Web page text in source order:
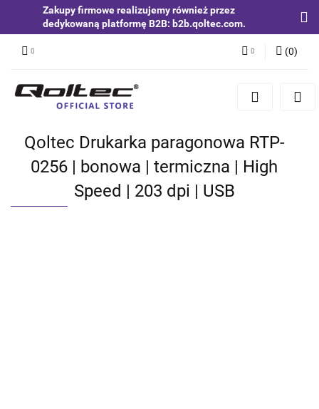
Zakupy firmowe realizujemy również przez
dedykowaną platformę B2B: b2b.qoltec.com.
Zaloguj się
Zgody cookies
(0)
Qoltec Drukarka paragonowa RTP-
0256 | bonowa | termiczna | High
Speed | 203 dpi | USB